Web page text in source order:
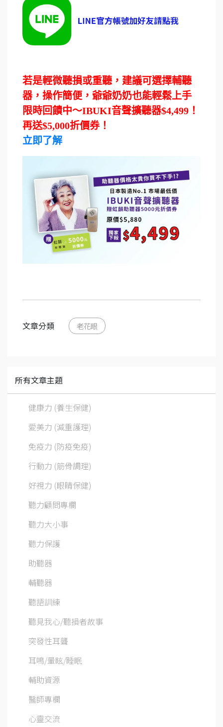
若是輕微聽損或重聽，建議可選擇輔聽
器，操作簡便，爺爺奶奶也能輕鬆上手
限時回饋中～IBUKI音聲擴聽器$4,499！
再送$5,000折價券！
立即了解
文章分類 老花眼
所有文章主題
健康力 (養生保健)
愛美力 (減重護理)
免疫力 (防疫免疫)
行動力 (筋骨調理)
好視力 (眼睛保健)
聽力顧問專欄
聽力大小事
聽力保護
助聽器
輔聽器
聽語訓練
聽見我心/聽損者故事
突發性耳聾
耳鳴/暈眩/睡眠
輔助資源
醫師專欄
心靈交流